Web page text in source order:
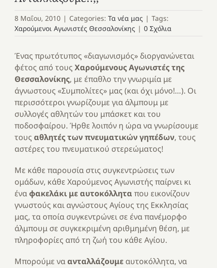
8 Μαΐου, 2010 | Categories: Τα νέα μας | Tags:
Χαρούμενοι Αγωνιστές Θεσσαλονίκης | 0 Σχόλια
Ένας πρωτότυπος «διαγωνισμός» διοργανώνεται
φέτος από τους Χαρούμενους Αγωνιστές της
Θεσσαλονίκης, με έπαθλο την γνωριμία με
άγνωστους «Συμπολίτες» μας (και όχι μόνο!…). Οι
περισσότεροι γνωρίζουμε για άλμπουμ με
συλλογές αθλητών του μπάσκετ και του
ποδοσφαίρου. Ήρθε λοιπόν η ώρα να γνωρίσουμε
τους αθλητές των πνευματικών γηπέδων, τους
αστέρες του πνευματικού στερεώματος!
Με κάθε παρουσία στις συγκεντρώσεις των
ομάδων, κάθε Χαρούμενος Αγωνιστής παίρνει κι
έναφακελάκι με αυτοκόλλητα που εικονίζουν
γνωστούς και αγνώστους Αγίους της Εκκλησίας
μας, τα οποία συγκεντρώνει σε ένα πανέμορφο
άλμπουμ σε συγκεκριμένη αριθμημένη θέση, με
πληροφορίες από τη ζωή του κάθε Αγίου.
Μπορούμε ναανταλλάζουμε αυτοκόλλητα, να